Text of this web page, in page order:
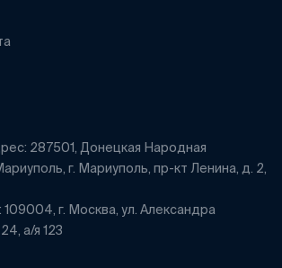
287501, Донецкая Народная
г. Мариуполь, пр-кт Ленина, д. 2,
г. Москва, ул. Александра
а/я 123